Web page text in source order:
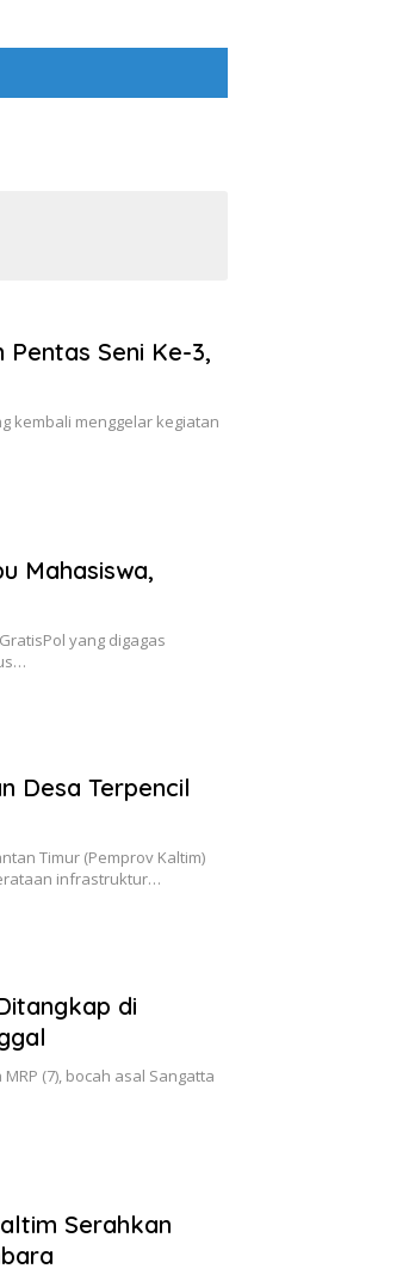
Seni Ke-3,
kembali menggelar kegiatan
Mahasiswa,
yang digagas
Desa Terpencil
Timur (Pemprov Kaltim)
infrastruktur…
di
(7), bocah asal Sangatta
Serahkan